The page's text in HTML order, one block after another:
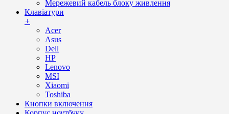
Мережевий кабель блоку живлення
Клавіатури
+
Acer
Asus
Dell
HP
Lenovo
MSI
Xiaomi
Toshiba
Кнопки включення